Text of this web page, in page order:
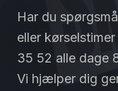
Har du
eller
35 52 alle dage
Vi hjælper dig